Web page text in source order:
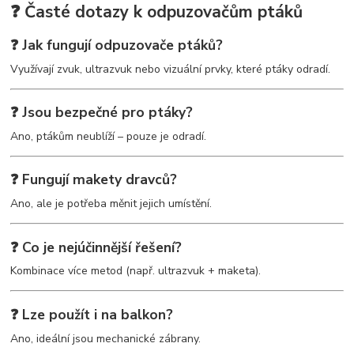
❓ Časté dotazy k odpuzovačům ptáků
❓ Jak fungují odpuzovače ptáků?
Využívají zvuk, ultrazvuk nebo vizuální prvky, které ptáky odradí.
❓ Jsou bezpečné pro ptáky?
Ano, ptákům neublíží – pouze je odradí.
❓ Fungují makety dravců?
Ano, ale je potřeba měnit jejich umístění.
❓ Co je nejúčinnější řešení?
Kombinace více metod (např. ultrazvuk + maketa).
❓ Lze použít i na balkon?
Ano, ideální jsou mechanické zábrany.